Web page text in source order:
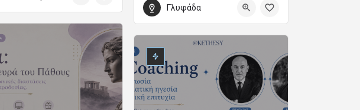
Με τη Μαίρη Ζαπίτη
99
Γλυφάδα